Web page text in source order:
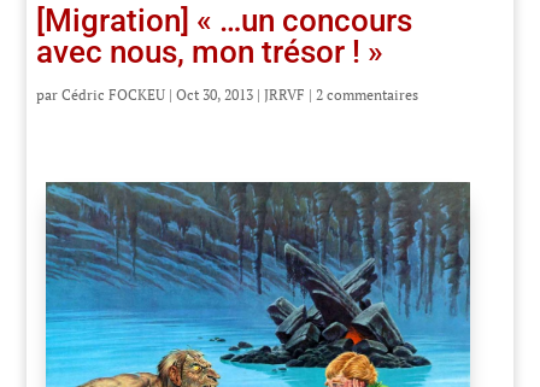
[Migration] « …un concours
avec nous, mon trésor ! »
parCédric FOCKEU |Oct 30, 2013 |JRRVF | 2 commentaires